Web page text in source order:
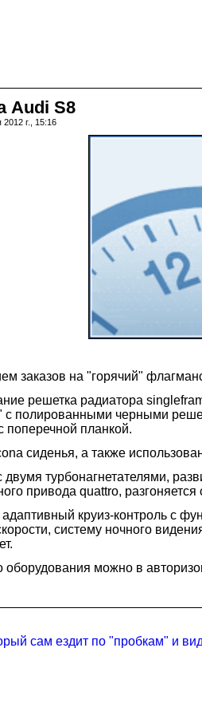
Audi S8
г., 15:16
заказов на "горячий"
решетка радиатора
с полированными черными
планкой.
сиденья, а также
турбонагнетателями,
привода quattro, разгоняется
круиз-контроль с
систему ночного
оборудования можно в
сам ездит по "пробкам" и